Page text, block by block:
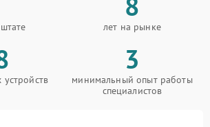
лет на рынке
3
минимальный опыт работы
специалистов